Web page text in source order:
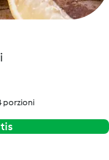
porzioni